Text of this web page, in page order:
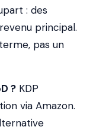
: des
principal.
pas un
? KDP
via Amazon.